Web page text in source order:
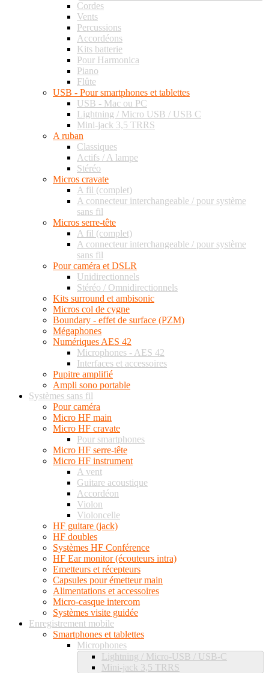
Cordes
Vents
Percussions
Accordéons
Kits batterie
Pour Harmonica
Piano
Flûte
USB - Pour smartphones et tablettes
USB - Mac ou PC
Lightning / Micro USB / USB C
Mini-jack 3,5 TRRS
A ruban
Classiques
Actifs / A lampe
Stéréo
Micros cravate
A fil (complet)
A connecteur interchangeable / pour système
sans fil
Micros serre-tête
A fil (complet)
A connecteur interchangeable / pour système
sans fil
Pour caméra et DSLR
Unidirectionnels
Stéréo / Omnidirectionnels
Kits surround et ambisonic
Micros col de cygne
Boundary - effet de surface (PZM)
Mégaphones
Numériques AES 42
Microphones - AES 42
Interfaces et accessoires
Pupitre amplifié
Ampli sono portable
Systèmes sans fil
Pour caméra
Micro HF main
Micro HF cravate
Pour smartphones
Micro HF serre-tête
Micro HF instrument
A vent
Guitare acoustique
Accordéon
Violon
Violoncelle
HF guitare (jack)
HF doubles
Systèmes HF Conférence
HF Ear monitor (écouteurs intra)
Emetteurs et récepteurs
Capsules pour émetteur main
Alimentations et accessoires
Micro-casque intercom
Systèmes visite guidée
Enregistrement mobile
Smartphones et tablettes
Microphones
Lightning / Micro-USB / USB-C
Mini-jack 3,5 TRRS